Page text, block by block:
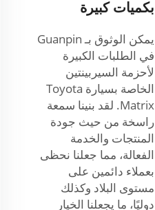
بكميات كبيرة
يمكن الوثوق بـ Guanpin
في الطلبات الكبيرة
لأحزمة السيربينتين
الخاصة بسيارة Toyota
Matrix. لقد بنينا سمعة
راسخة من حيث جودة
المنتجات والخدمة
الفعالة، مما جعلنا نحظى
بعملاء دائمين على
مستوى البلاد وكذلك
دوليًا، ما يجعلنا الخيار